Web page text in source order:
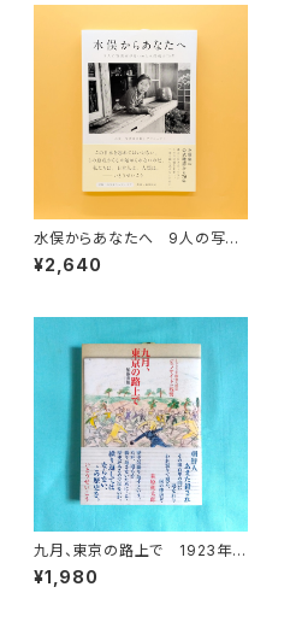
水俣からあなたへ 9人の写真
家が見つめた水俣病の70年
¥2,640
九月、東京の路上で 1923年関
東大震災 ジェノサイドの残響
¥1,980